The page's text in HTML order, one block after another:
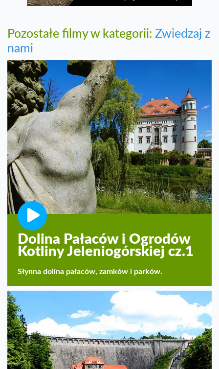
Pozostałe filmy w kategorii: Zwiedzaj z
nami
Dolina Pałaców i Ogrodów
Kotliny Jeleniogórskiej cz.1
Słynna dolina pałaców, zamków i parków.